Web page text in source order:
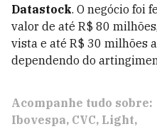
Datastock. O negócio foi
valor de até R$ 80
vista e até R$ 30 milhões
dependendo do
Acompanhe tudo sobre:
Ibovespa CVC Light